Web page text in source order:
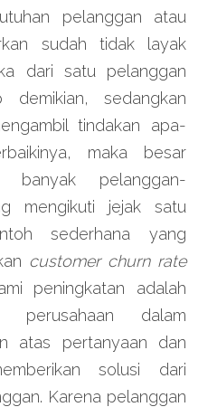
pelanggan atau
sudah tidak layak
dari satu pelanggan
demikian, sedangkan
tindakan apa-
maka besar
banyak pelanggan-
mengikuti jejak satu
sederhana yang
customer churn rate
peningkatan adalah
perusahaan dalam
atas pertanyaan dan
solusi dari
Karena pelanggan